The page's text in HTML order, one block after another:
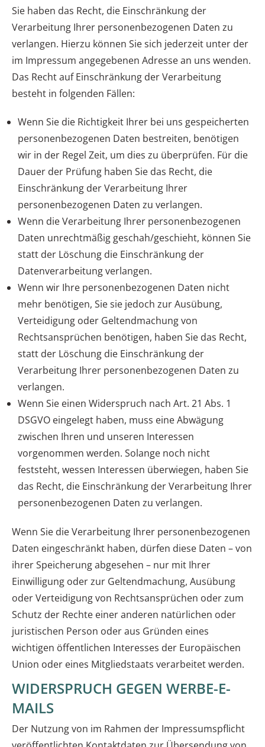
Sie haben das Recht, die Einschränkung der
Verarbeitung Ihrer personenbezogenen Daten zu
verlangen. Hierzu können Sie sich jederzeit unter der
im Impressum angegebenen Adresse an uns wenden.
Das Recht auf Einschränkung der Verarbeitung
besteht in folgenden Fällen:
Wenn Sie die Richtigkeit Ihrer bei uns gespeicherten
personenbezogenen Daten bestreiten, benötigen
wir in der Regel Zeit, um dies zu überprüfen. Für die
Dauer der Prüfung haben Sie das Recht, die
Einschränkung der Verarbeitung Ihrer
personenbezogenen Daten zu verlangen.
Wenn die Verarbeitung Ihrer personenbezogenen
Daten unrechtmäßig geschah/geschieht, können Sie
statt der Löschung die Einschränkung der
Datenverarbeitung verlangen.
Wenn wir Ihre personenbezogenen Daten nicht
mehr benötigen, Sie sie jedoch zur Ausübung,
Verteidigung oder Geltendmachung von
Rechtsansprüchen benötigen, haben Sie das Recht,
statt der Löschung die Einschränkung der
Verarbeitung Ihrer personenbezogenen Daten zu
verlangen.
Wenn Sie einen Widerspruch nach Art. 21 Abs. 1
DSGVO eingelegt haben, muss eine Abwägung
zwischen Ihren und unseren Interessen
vorgenommen werden. Solange noch nicht
feststeht, wessen Interessen überwiegen, haben Sie
das Recht, die Einschränkung der Verarbeitung Ihrer
personenbezogenen Daten zu verlangen.
Wenn Sie die Verarbeitung Ihrer personenbezogenen
Daten eingeschränkt haben, dürfen diese Daten – von
ihrer Speicherung abgesehen – nur mit Ihrer
Einwilligung oder zur Geltendmachung, Ausübung
oder Verteidigung von Rechtsansprüchen oder zum
Schutz der Rechte einer anderen natürlichen oder
juristischen Person oder aus Gründen eines
wichtigen öffentlichen Interesses der Europäischen
Union oder eines Mitgliedstaats verarbeitet werden.
WIDERSPRUCH GEGEN WERBE-E-
MAILS
Der Nutzung von im Rahmen der Impressumspflicht